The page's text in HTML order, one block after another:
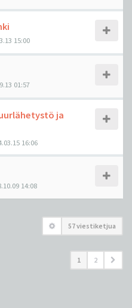
15:00
01:57
ja
16:06
14:08
57 viestiketjua
1 2